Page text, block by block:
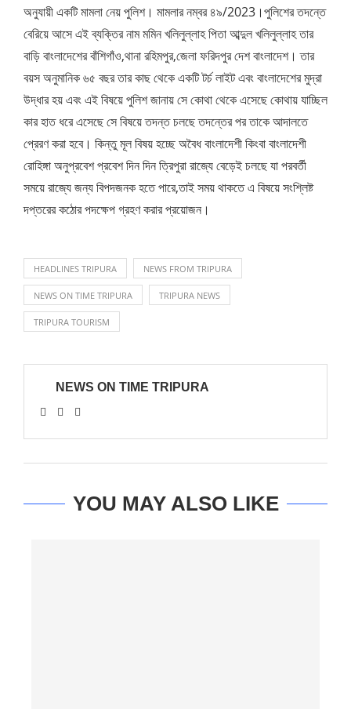
অনুযায়ী একটি মামলা নেয় পুলিশ। মামলার নম্বর ৪৯/2023।পুলিশের তদন্তে
বেরিয়ে আসে এই ব্যক্তির নাম মমিন খলিলুল্লাহ পিতা আব্দুল খলিলুল্লাহ তার
বাড়ি বাংলাদেশের বাঁশিগাঁও,থানা রহিমপুর,জেলা ফরিদপুর দেশ বাংলাদেশ। তার
বয়স অনুমানিক ৬৫ বছর তার কাছ থেকে একটি টর্চ লাইট এবং বাংলাদেশের মুদ্রা
উদ্ধার হয় এবং এই বিষয়ে পুলিশ জানায় সে কোথা থেকে এসেছে কোথায় যাচ্ছিল
কার হাত ধরে এসেছে সে বিষয়ে তদন্ত চলছে তদন্তের পর তাকে আদালতে
প্রেরণ করা হবে। কিন্তু মূল বিষয় হচ্ছে অবৈধ বাংলাদেশী কিংবা বাংলাদেশী
রোহিঙ্গা অনুপ্রবেশ প্রবেশ দিন দিন ত্রিপুরা রাজ্যে বেড়েই চলছে যা পরবর্তী
সময়ে রাজ্যে জন্য বিপদজনক হতে পারে,তাই সময় থাকতে এ বিষয়ে সংশ্লিষ্ট
দপ্তরের কঠোর পদক্ষেপ গ্রহণ করার প্রয়োজন।
HEADLINES TRIPURA NEWS FROM TRIPURA
NEWS ON TIME TRIPURA TRIPURA NEWS
TRIPURA TOURISM
NEWS ON TIME TRIPURA
YOU MAY ALSO LIKE